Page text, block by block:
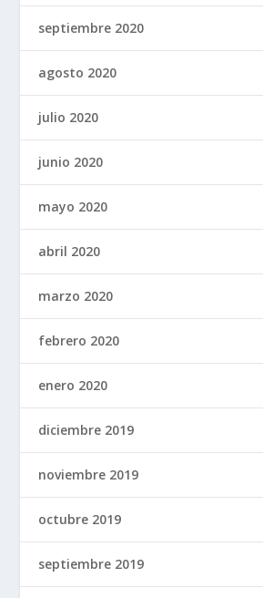
septiembre 2020
agosto 2020
julio 2020
junio 2020
mayo 2020
abril 2020
marzo 2020
febrero 2020
enero 2020
diciembre 2019
noviembre 2019
octubre 2019
septiembre 2019